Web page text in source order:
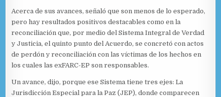
Acerca de sus avances, señaló que son menos de lo esperado,
pero hay resultados positivos destacables como en la
reconciliación que, por medio del Sistema Integral de Verdad
y Justicia, el quinto punto del Acuerdo, se concretó con actos
de perdón y reconciliación con las víctimas de los hechos en
los cuales las exFARC-EP son responsables.
Un avance, dijo, porque ese Sistema tiene tres ejes: La
Jurisdicción Especial para la Paz (JEP), donde comparecen